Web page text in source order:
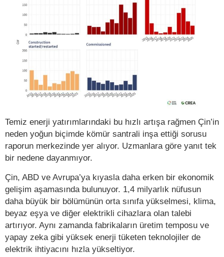
Temiz enerji yatırımlarındaki bu hızlı artışa rağmen Çin’in
neden yoğun biçimde kömür santrali inşa ettiği sorusu
raporun merkezinde yer alıyor. Uzmanlara göre yanıt tek
bir nedene dayanmıyor.
Çin, ABD ve Avrupa’ya kıyasla daha erken bir ekonomik
gelişim aşamasında bulunuyor. 1,4 milyarlık nüfusun
daha büyük bir bölümünün orta sınıfa yükselmesi, klima,
beyaz eşya ve diğer elektrikli cihazlara olan talebi
artırıyor. Aynı zamanda fabrikaların üretim temposu ve
yapay zeka gibi yüksek enerji tüketen teknolojiler de
elektrik ihtiyacını hızla yükseltiyor.